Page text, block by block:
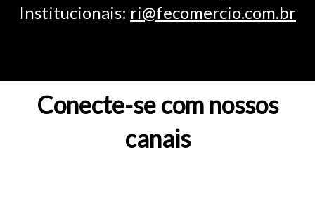
Institucionais: ri@fecomercio.com.br
Conecte-se com nossos
canais